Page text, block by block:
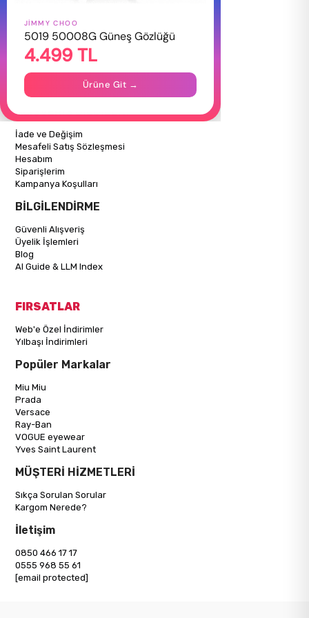
HAKKIMIZDA
Hakkımızda
Gizlilik Politikası
İletişim
ALIŞVERİŞ BİLGİLERİ
İade ve Değişim
Mesafeli Satış Sözleşmesi
Hesabım
Siparişlerim
Kampanya Koşulları
BİLGİLENDİRME
Güvenli Alışveriş
Üyelik İşlemleri
Blog
AI Guide & LLM Index
FIRSATLAR
Web'e Özel İndirimler
Yılbaşı İndirimleri
Popüler Markalar
Miu Miu
Prada
Versace
Ray-Ban
VOGUE eyewear
Yves Saint Laurent
MÜŞTERİ HİZMETLERİ
Sıkça Sorulan Sorular
Kargom Nerede?
İletişim
0850 466 17 17
0555 968 55 61
[email protected]
JIMMY CHOO
5019 50008G Güneş Gözlüğü
4.499 TL
Ürüne Git →